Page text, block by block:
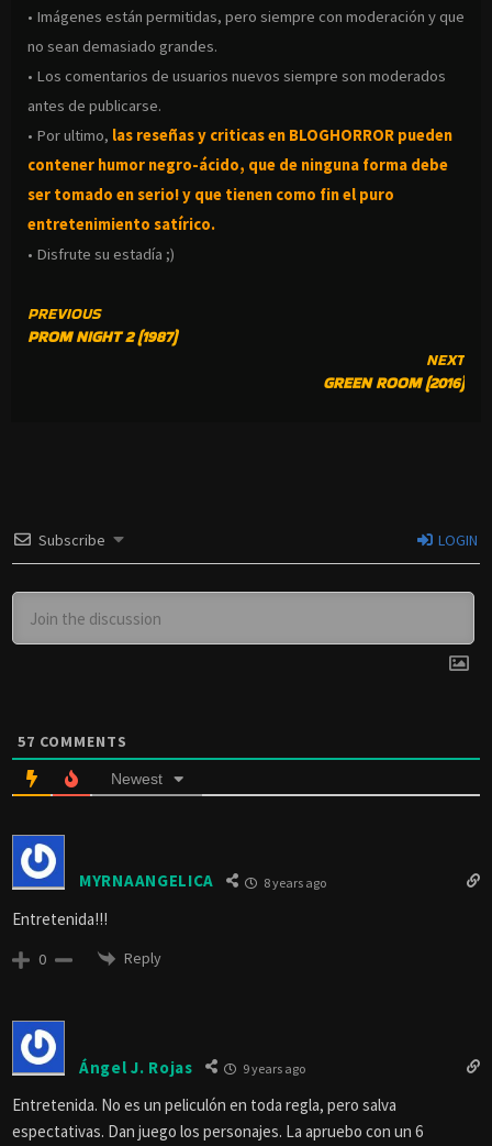
• Imágenes están permitidas, pero siempre con moderación y que
no sean demasiado grandes.
• Los comentarios de usuarios nuevos siempre son moderados
antes de publicarse.
• Por ultimo, las reseñas y criticas en BLOGHORROR pueden
contener humor negro-ácido, que de ninguna forma debe
ser tomado en serio! y que tienen como fin el puro
entretenimiento satírico.
• Disfrute su estadía ;)
CONTINUE
READING
PREVIOUS
PROM NIGHT 2 (1987)
NEXT
GREEN ROOM (2016)
Subscribe LOGIN
57 COMMENTS
Newest
MYRNAANGELICA 8 years ago
Entretenida!!!
0 Reply
Ángel J. Rojas 9 years ago
Entretenida. No es un peliculón en toda regla, pero salva
espectativas. Dan juego los personajes. La apruebo con un 6